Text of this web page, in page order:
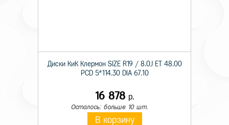
Диски КиК Клермон SIZE R19 / 8.0J ET 48.00
PCD 5*114.30 DIA 67.10
16 878 р.
Осталось: больше 10 шт.
В корзину